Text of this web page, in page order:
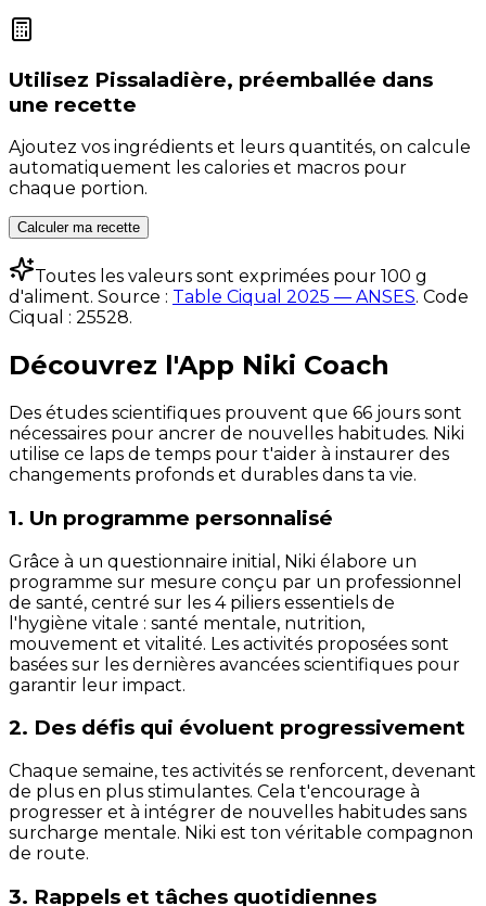
Utilisez Pissaladière, préemballée dans
une recette
Ajoutez vos ingrédients et leurs quantités, on calcule
automatiquement les calories et macros pour
chaque portion.
Calculer ma recette
Toutes les valeurs sont exprimées pour 100 g
d'aliment. Source : Table Ciqual 2025 — ANSES. Code
Ciqual : 25528.
Découvrez l'App Niki Coach
Des études scientifiques prouvent que 66 jours sont
nécessaires pour ancrer de nouvelles habitudes. Niki
utilise ce laps de temps pour t'aider à instaurer des
changements profonds et durables dans ta vie.
1. Un programme personnalisé
Grâce à un questionnaire initial, Niki élabore un
programme sur mesure conçu par un professionnel
de santé, centré sur les 4 piliers essentiels de
l'hygiène vitale : santé mentale, nutrition,
mouvement et vitalité. Les activités proposées sont
basées sur les dernières avancées scientifiques pour
garantir leur impact.
2. Des défis qui évoluent progressivement
Chaque semaine, tes activités se renforcent, devenant
de plus en plus stimulantes. Cela t'encourage à
progresser et à intégrer de nouvelles habitudes sans
surcharge mentale. Niki est ton véritable compagnon
de route.
3. Rappels et tâches quotidiennes